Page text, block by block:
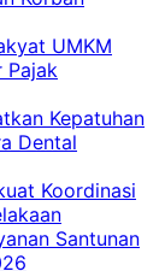
UMKM
Pajak
Kepatuhan
Dental
Koordinasi
Santunan